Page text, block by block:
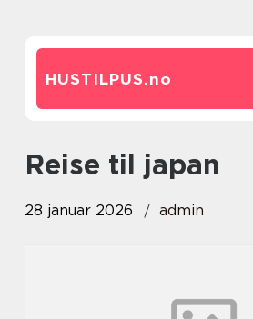
HUSTILPUS.no
reise til japan
28 januar 2026 admin